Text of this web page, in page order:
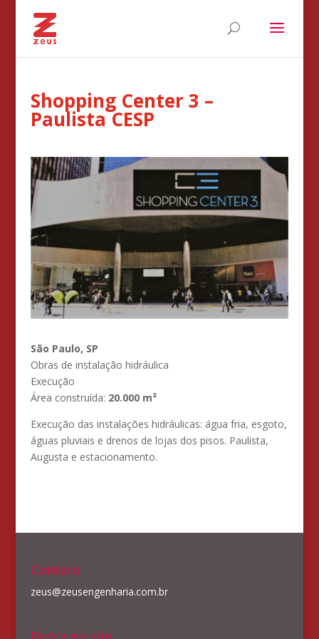
Shopping Center 3 –
Paulista CESP
São Paulo, SP
Obras de instalação hidráulica
Execução
Área construída: 20.000 m²
Execução das instalações hidráulicas: água fria, esgoto,
águas pluviais e drenos de lojas dos pisos. Paulista,
Augusta e estacionamento.
Contato
zeus@zeusengenharia.com.br